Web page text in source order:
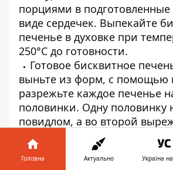
порциями в
виде сердечек. Выпекайте
печенье в духовке при
250°С до готовности.
Готовое бисквитное
выньте из форм, с помощью
разрежьте каждое печенье
половинки. Одну половинку
повидлом, а во второй
помощью специальной
окошечко. Соедините две
печенья. Для украшения
Головна Актуально Україна